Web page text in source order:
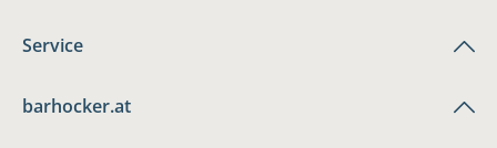
Service
barhocker.at